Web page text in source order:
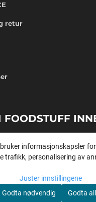
retur
informasjonskapsler
trafikk, personalisering av
Juster innstillingene
Godta nødvendig
Godta